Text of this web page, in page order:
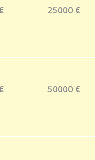
25000 €
50000 €